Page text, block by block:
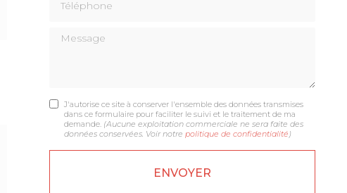
Message
J'autorise ce site à conserver l'ensemble des données transmises
dans ce formulaire pour faciliter le suivi et le traitement de ma
demande. (Aucune exploitation commerciale ne sera faite des
données conservées. Voir notre politique de confidentialité )